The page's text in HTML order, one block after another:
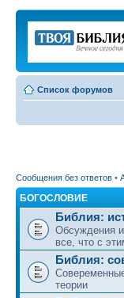
Список форумов
Сообщения без ответов •
БОГОСЛОВИЕ
Библия:
Обсуждения
все, что с
Библия:
теории